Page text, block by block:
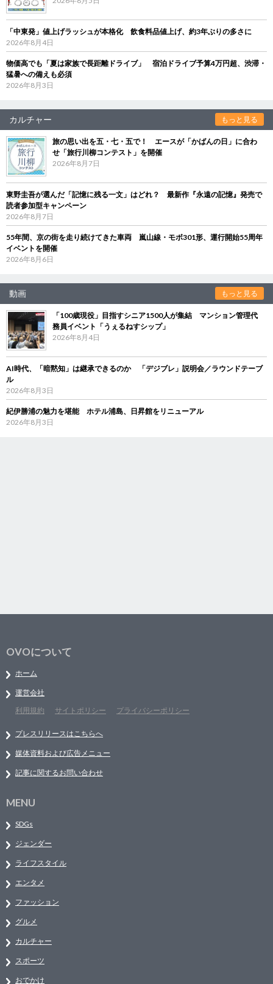
「中東発」値上げラッシュが本格化 飲食料品値上げ、約3年ぶりの多さに
2026年8月4日
物価高でも「夏は家族で長距離ドライブ」 宿泊ドライブ予算4万円超、渋滞・
猛暑への備えも必須
2026年8月3日
カルチャー もっと見る
旅の思い出を五・七・五で！ エースが「かばんの日」に合わ
せ「旅行川柳コンテスト」を開催
2026年8月7日
東野圭吾が選んだ「記憶に残る一文」はどれ？ 最新作『永遠の記憶』発売で
読者参加型キャンペーン
2026年8月7日
55年間、京の街を走り続けてきた車両 嵐山線・モボ301形、運行開始55周年
イベントを開催
2026年8月6日
動画 もっと見る
「100歳現役」目指すシニア1500人が集結 マンション管理代
務員イベント「うぇるねすシップ」
2026年8月4日
AI時代、「暗黙知」は継承できるのか 「デジブレ」説明会／ラウンドテーブ
ル
2026年8月3日
紀伊勝浦の魅力を堪能 ホテル浦島、日昇館をリニューアル
2026年8月3日
OVOについて
ホーム
運営会社
利用規約
サイトポリシー プライバシーポリシー
プレスリリースはこちらへ
媒体資料および広告メニュー
記事に関するお問い合わせ
MENU
SDGs
ジェンダー
ライフスタイル
エンタメ
ファッション
グルメ
カルチャー
スポーツ
おでかけ